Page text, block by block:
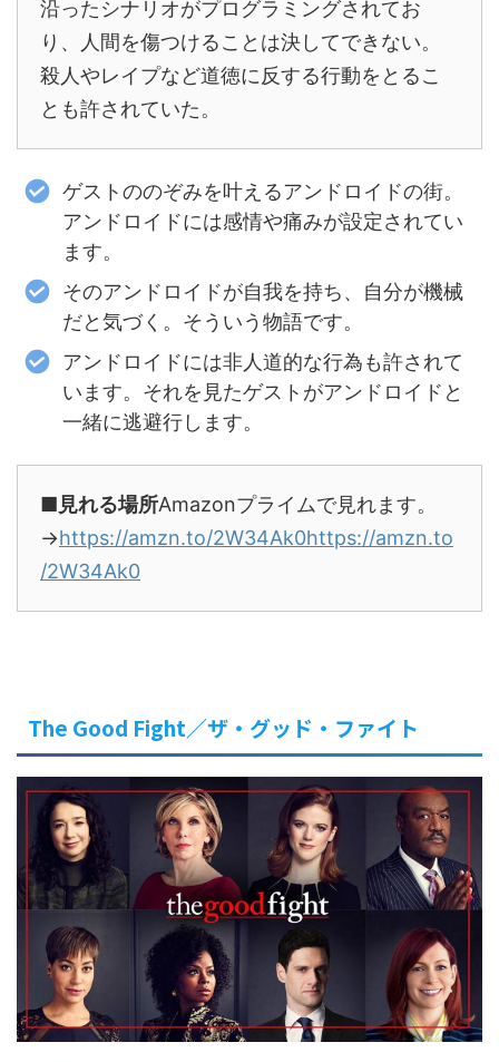
沿ったシナリオがプログラミングされてお
り、人間を傷つけることは決してできない。
殺人やレイプなど道徳に反する行動をとるこ
とも許されていた。
ゲストののぞみを叶えるアンドロイドの街。
アンドロイドには感情や痛みが設定されてい
ます。
そのアンドロイドが自我を持ち、自分が機械
だと気づく。そういう物語です。
アンドロイドには非人道的な行為も許されて
います。それを見たゲストがアンドロイドと
一緒に逃避行します。
■見れる場所Amazonプライムで見れます。
→https://amzn.to/2W34Ak0https://amzn.to
/2W34Ak0
The Good Fight／ザ・グッド・ファイト